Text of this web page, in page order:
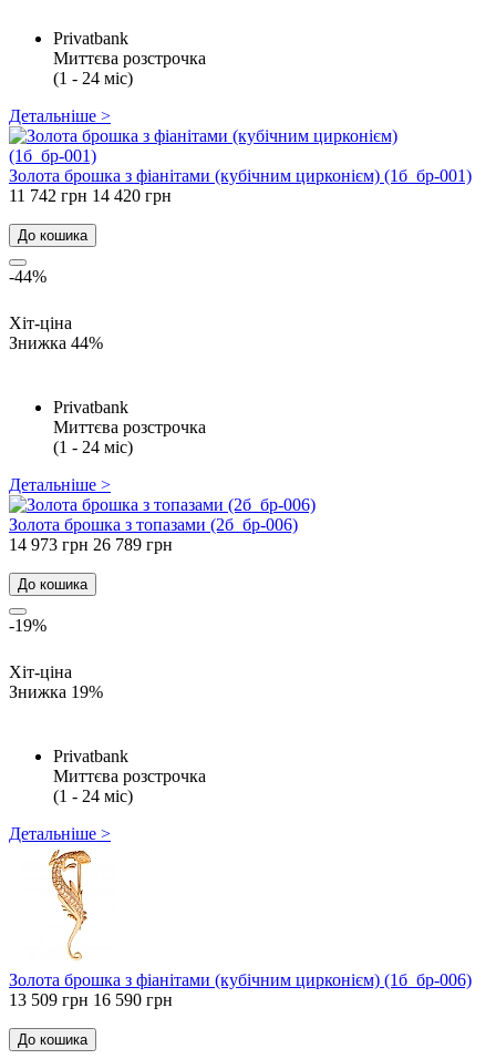
Privatbank
Миттєва розстрочка
(1 - 24 міс)
Детальніше >
Золота брошка з фіанітами (кубічним цирконієм) (1б_бр-001)
11 742 грн 14 420 грн
До кошика
-44%
Хіт-ціна
Знижка 44%
Privatbank
Миттєва розстрочка
(1 - 24 міс)
Детальніше >
Золота брошка з топазами (2б_бр-006)
14 973 грн 26 789 грн
До кошика
-19%
Хіт-ціна
Знижка 19%
Privatbank
Миттєва розстрочка
(1 - 24 міс)
Детальніше >
Золота брошка з фіанітами (кубічним цирконієм) (1б_бр-006)
13 509 грн 16 590 грн
До кошика